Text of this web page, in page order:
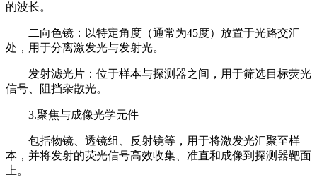
的波长。
二向色镜：以特定角度（通常为45度）放置于光路交汇
处，用于分离激发光与发射光。
发射滤光片：位于样本与探测器之间，用于筛选目标荧光
信号、阻挡杂散光。
3.聚焦与成像光学元件
包括物镜、透镜组、反射镜等，用于将激发光汇聚至样
本，并将发射的荧光信号高效收集、准直和成像到探测器靶面
上。